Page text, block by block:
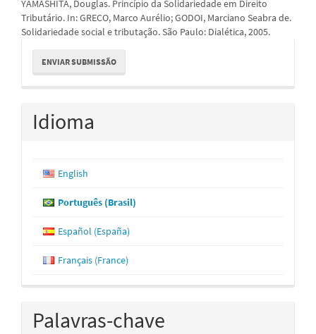
YAMASHITA, Douglas. Princípio da Solidariedade em Direito
Tributário. In: GRECO, Marco Aurélio; GODOI, Marciano Seabra de.
Solidariedade social e tributação. São Paulo: Dialética, 2005.
Enviar
Submissão
ENVIAR SUBMISSÃO
Idioma
English
Português (Brasil)
Español (España)
Français (France)
Palavras-chave